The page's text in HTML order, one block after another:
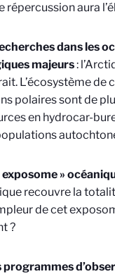
aura
dans les
majeurs:
L’écosystème
polaires sont de
en hydrocar-
exposome »
recouvre la
de cet
?
programmes